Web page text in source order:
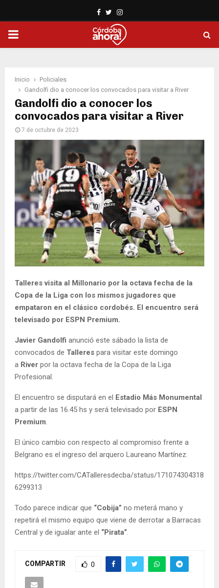
Facebook
TwitterInstagram
PRIMARY
Inicio
Policiales
Gandolfi dio a conocer los convocados para visitar a River
Gandolfi dio a conocer los
convocados para visitar a River
7 de octubre de 2023
Talleres visita al Millonario por la octava fecha de la
Copa de la Liga con los mismos jugadores que
empataron en el clásico cordobés. El encuentro será
televisado por ESPN Premium.
Javier Gandolfi anunció este sábado la lista de
convocados de Talleres para visitar este domingo
a River por la octava fecha de la Copa de la Liga
Profesional.
El encuentro se disputará en el Estadio Más Monumental
a partir de las 16.45 hs y será televisado por ESPN
Premium.
El único cambio con respecto al compromiso frente a
Belgrano es el ingreso del arquero Laureano Martínez.
https://twitter.com/CATalleresdecba/status/171074304318
6299313
Todo parece indicar que “Cobija” no meterá mano y
repetirá el mismo equipo que viene de derrotar a Barracas
Central y de igualar ante el “Pirata”.
COMPARTIR 0